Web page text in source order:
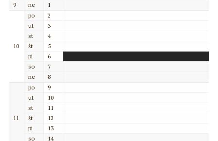
9
ne 1
10
po
2
ut
3
st
4
št
5
pi
6
so
7
ne
8
11
po
9
ut
10
st
11
št
12
pi
13
so
14